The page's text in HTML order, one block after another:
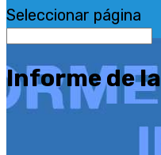
Seleccionar página
Informe de